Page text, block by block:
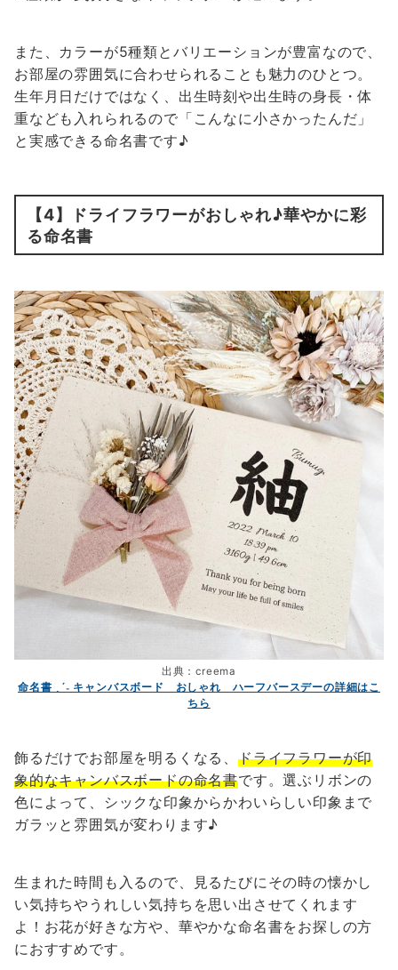
また、カラーが5種類とバリエーションが豊富なので、
お部屋の雰囲気に合わせられることも魅力のひとつ。
生年月日だけではなく、出生時刻や出生時の身長・体
重なども入れられるので「こんなに小さかったんだ」
と実感できる命名書です♪
【4】ドライフラワーがおしゃれ♪華やかに彩
る命名書
出典：creema
命名書 ˎˊ˗ キャンバスボード おしゃれ ハーフバースデーの詳細はこ
ちら
飾るだけでお部屋を明るくなる、 ドライフラワーが印
象的なキャンバスボードの命名書です。選ぶリボンの
色によって、シックな印象からかわいらしい印象まで
ガラッと雰囲気が変わります♪
生まれた時間も入るので、見るたびにその時の懐かし
い気持ちやうれしい気持ちを思い出させてくれます
よ！お花が好きな方や、華やかな命名書をお探しの方
におすすめです。